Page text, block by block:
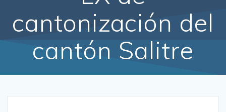
cantonización del
cantón Salitre